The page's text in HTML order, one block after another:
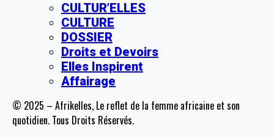
CULTUR’ELLES
CULTURE
DOSSIER
Droits et Devoirs
Elles Inspirent
Affairage
© 2025 – Afrikelles, Le reflet de la femme africaine et son
quotidien. Tous Droits Réservés.